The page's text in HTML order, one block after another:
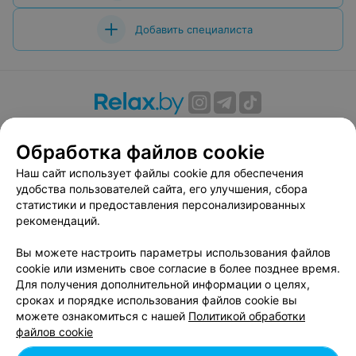
Добавить специалиста
Вакансии
Публичный договор
Способы оплаты
Публичный договор по использованию сервиса
«Афиша»
Пользовательское соглашение
Связаться по вопросам сотрудничества
Написать руководителю relax.by
Персональные настройки cookie
Обработка персональных данных
Обработка файлов cookie
Наш сайт использует файлы cookie для обеспечения
удобства пользователей сайта, его улучшения, сбора
статистики и предоставления персонализированных
рекомендаций.
Вы можете настроить параметры использования файлов
cookie или изменить свое согласие в более позднее время.
Для получения дополнительной информации о целях,
сроках и порядке использования файлов cookie вы
можете ознакомиться с нашей Политикой обработки
файлов cookie